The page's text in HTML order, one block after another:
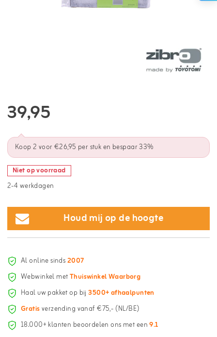
39,95
Koop 2 voor €26,95 per stuk en bespaar 33%
Niet op voorraad
2-4 werkdagen
Houd mij op de hoogte
Al online sinds2007
Webwinkel metThuiswinkel Waarborg
Haal uw pakket op bij3500+ afhaalpunten
Gratisverzending vanaf €75,- (NL/BE)
18.000+ klanten beoordelen ons met een9.1